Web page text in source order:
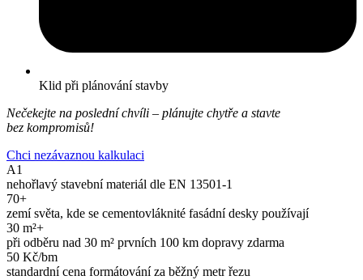
Klid při plánování stavby
Nečekejte na poslední chvíli – plánujte chytře a stavte
bez kompromisů!
Chci nezávaznou kalkulaci
A1
nehořlavý stavební materiál dle EN 13501-1
70+
zemí světa, kde se cementovláknité fasádní desky používají
30 m²+
při odběru nad 30 m² prvních 100 km dopravy zdarma
50 Kč/bm
standardní cena formátování za běžný metr řezu